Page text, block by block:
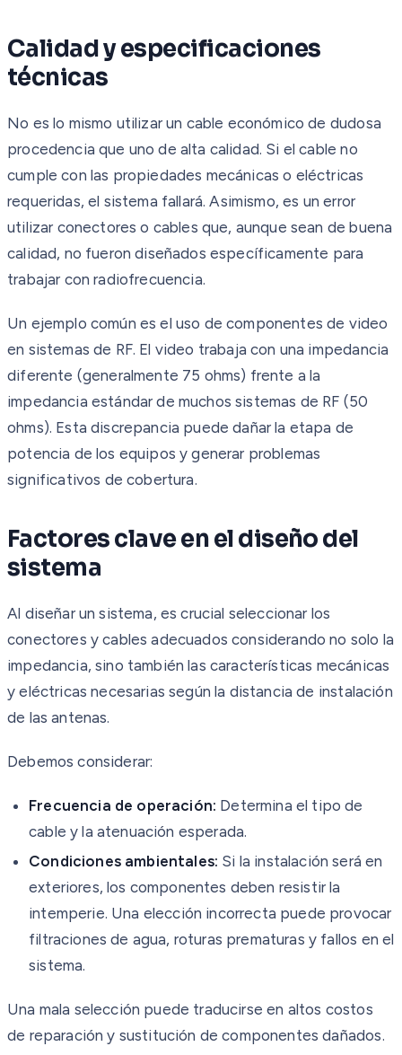
Calidad y especificaciones
técnicas
No es lo mismo utilizar un cable económico de dudosa
procedencia que uno de alta calidad. Si el cable no
cumple con las propiedades mecánicas o eléctricas
requeridas, el sistema fallará. Asimismo, es un error
utilizar conectores o cables que, aunque sean de buena
calidad, no fueron diseñados específicamente para
trabajar con radiofrecuencia.
Un ejemplo común es el uso de componentes de video
en sistemas de RF. El video trabaja con una impedancia
diferente (generalmente 75 ohms) frente a la
impedancia estándar de muchos sistemas de RF (50
ohms). Esta discrepancia puede dañar la etapa de
potencia de los equipos y generar problemas
significativos de cobertura.
Factores clave en el diseño del
sistema
Al diseñar un sistema, es crucial seleccionar los
conectores y cables adecuados considerando no solo la
impedancia, sino también las características mecánicas
y eléctricas necesarias según la distancia de instalación
de las antenas.
Debemos considerar:
Frecuencia de operación: Determina el tipo de
cable y la atenuación esperada.
Condiciones ambientales: Si la instalación será en
exteriores, los componentes deben resistir la
intemperie. Una elección incorrecta puede provocar
filtraciones de agua, roturas prematuras y fallos en el
sistema.
Una mala selección puede traducirse en altos costos
de reparación y sustitución de componentes dañados.